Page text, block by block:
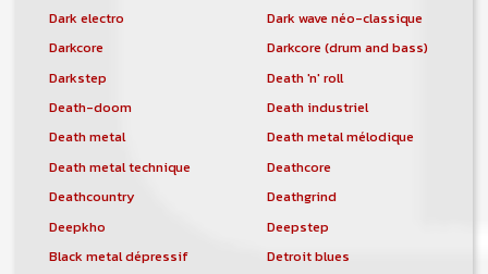
Dark electro
Dark wave néo-classique
Darkcore
Darkcore (drum and bass)
Darkstep
Death 'n' roll
Death-doom
Death industriel
Death metal
Death metal mélodique
Death metal technique
Deathcore
Deathcountry
Deathgrind
Deepkho
Deepstep
Black metal dépressif
Detroit blues